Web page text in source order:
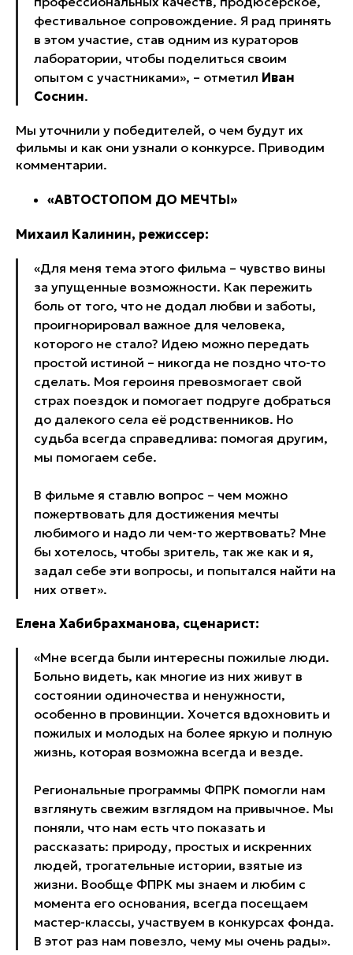
фестивальное сопровождение. Я рад принять
в этом участие, став одним из кураторов
лаборатории, чтобы поделиться своим
опытом с участниками», – отметил Иван
Соснин.
Мы уточнили у победителей, о чем будут их
фильмы и как они узнали о конкурсе. Приводим
комментарии.
«АВТОСТОПОМ ДО МЕЧТЫ»
Михаил Калинин, режиссер:
«Для меня тема этого фильма – чувство вины
за упущенные возможности. Как пережить
боль от того, что не додал любви и заботы,
проигнорировал важное для человека,
которого не стало? Идею можно передать
простой истиной – никогда не поздно что-то
сделать. Моя героиня превозмогает свой
страх поездок и помогает подруге добраться
до далекого села её родственников. Но
судьба всегда справедлива: помогая другим,
мы помогаем себе.
В фильме я ставлю вопрос – чем можно
пожертвовать для достижения мечты
любимого и надо ли чем-то жертвовать? Мне
бы хотелось, чтобы зритель, так же как и я,
задал себе эти вопросы, и попытался найти на
них ответ».
Елена Хабибрахманова, сценарист:
«Мне всегда были интересны пожилые люди.
Больно видеть, как многие из них живут в
состоянии одиночества и ненужности,
особенно в провинции. Хочется вдохновить и
пожилых и молодых на более яркую и полную
жизнь, которая возможна всегда и везде.
Региональные программы ФПРК помогли нам
взглянуть свежим взглядом на привычное. Мы
поняли, что нам есть что показать и
рассказать: природу, простых и искренних
людей, трогательные истории, взятые из
жизни. Вообще ФПРК мы знаем и любим с
момента его основания, всегда посещаем
мастер-классы, участвуем в конкурсах фонда.
В этот раз нам повезло, чему мы очень рады».